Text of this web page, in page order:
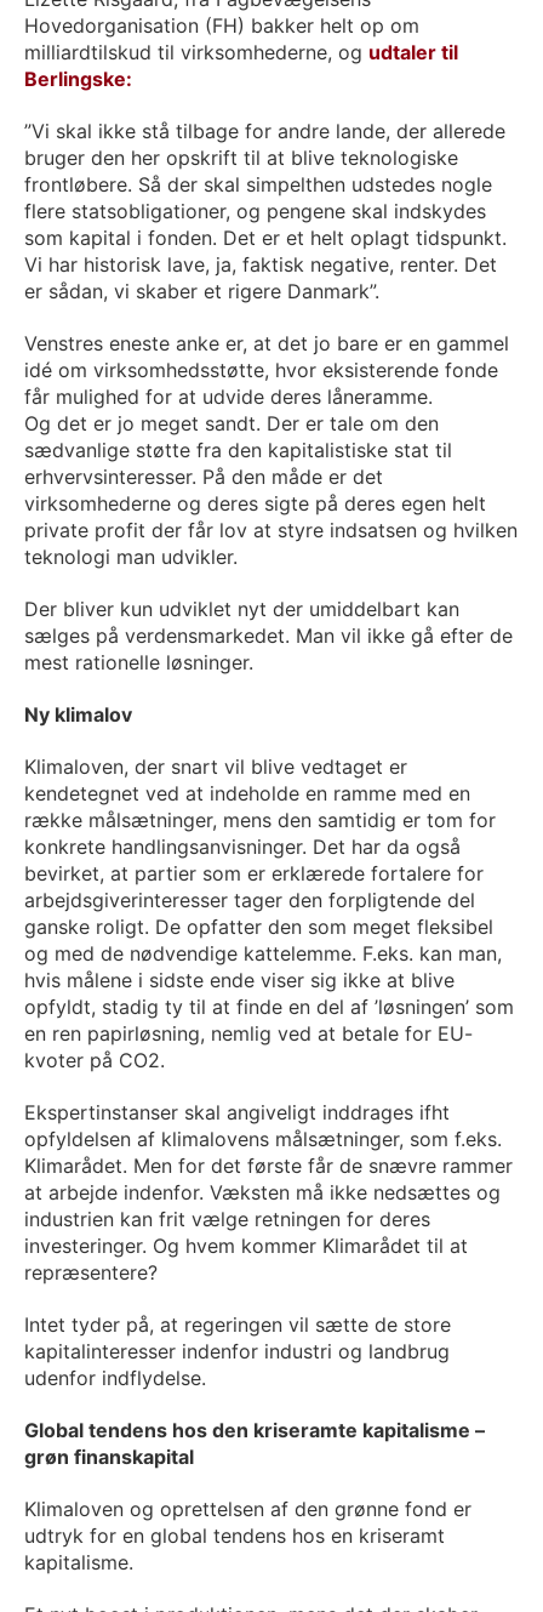
Hovedorganisation (FH) bakker helt op om
milliardtilskud til virksomhederne, og udtaler til
Berlingske:
”Vi skal ikke stå tilbage for andre lande, der allerede
bruger den her opskrift til at blive teknologiske
frontløbere. Så der skal simpelthen udstedes nogle
flere statsobligationer, og pengene skal indskydes
som kapital i fonden. Det er et helt oplagt tidspunkt.
Vi har historisk lave, ja, faktisk negative, renter. Det
er sådan, vi skaber et rigere Danmark”.
Venstres eneste anke er, at det jo bare er en gammel
idé om virksomhedsstøtte, hvor eksisterende fonde
får mulighed for at udvide deres låneramme.
Og det er jo meget sandt. Der er tale om den
sædvanlige støtte fra den kapitalistiske stat til
erhvervsinteresser. På den måde er det
virksomhederne og deres sigte på deres egen helt
private profit der får lov at styre indsatsen og hvilken
teknologi man udvikler.
Der bliver kun udviklet nyt der umiddelbart kan
sælges på verdensmarkedet. Man vil ikke gå efter de
mest rationelle løsninger.
Ny klimalov
Klimaloven, der snart vil blive vedtaget er
kendetegnet ved at indeholde en ramme med en
række målsætninger, mens den samtidig er tom for
konkrete handlingsanvisninger. Det har da også
bevirket, at partier som er erklærede fortalere for
arbejdsgiverinteresser tager den forpligtende del
ganske roligt. De opfatter den som meget fleksibel
og med de nødvendige kattelemme. F.eks. kan man,
hvis målene i sidste ende viser sig ikke at blive
opfyldt, stadig ty til at finde en del af ’løsningen’ som
en ren papirløsning, nemlig ved at betale for EU-
kvoter på CO2.
Ekspertinstanser skal angiveligt inddrages ifht
opfyldelsen af klimalovens målsætninger, som f.eks.
Klimarådet. Men for det første får de snævre rammer
at arbejde indenfor. Væksten må ikke nedsættes og
industrien kan frit vælge retningen for deres
investeringer. Og hvem kommer Klimarådet til at
repræsentere?
Intet tyder på, at regeringen vil sætte de store
kapitalinteresser indenfor industri og landbrug
udenfor indflydelse.
Global tendens hos den kriseramte kapitalisme –
grøn finanskapital
Klimaloven og oprettelsen af den grønne fond er
udtryk for en global tendens hos en kriseramt
kapitalisme.